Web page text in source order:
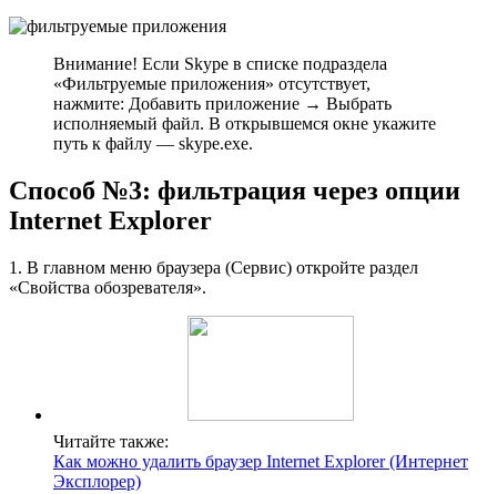
Внимание! Если Skype в списке подраздела
«Фильтруемые приложения» отсутствует,
нажмите: Добавить приложение → Выбрать
исполняемый файл. В открывшемся окне укажите
путь к файлу — skype.exe.
Способ №3: фильтрация через опции
Internet Explorer
1. В главном меню браузера (Сервис) откройте раздел
«Свойства обозревателя».
Читайте также:
Как можно удалить браузер Internet Explorer (Интернет
Эксплорер)